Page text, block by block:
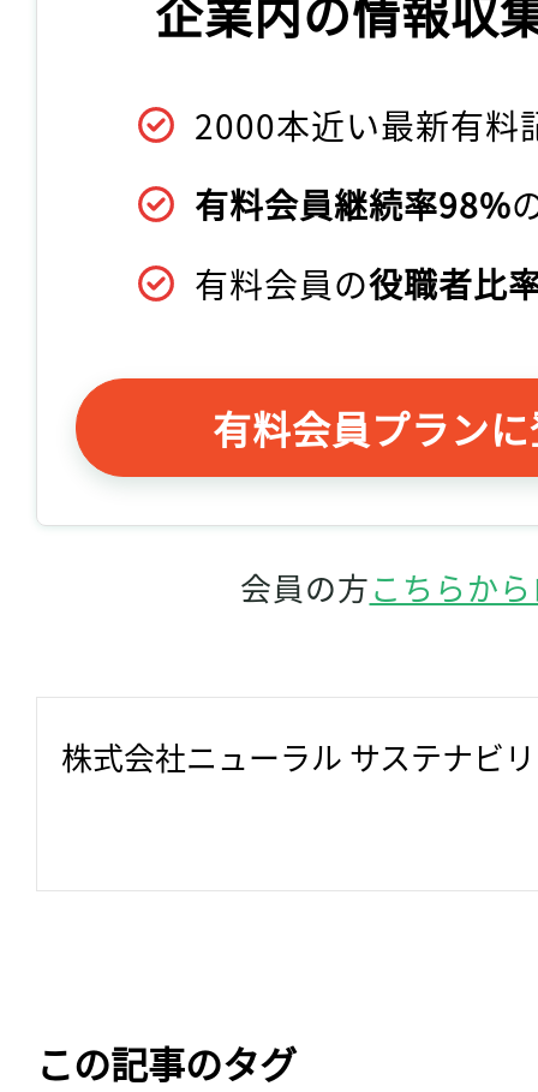
2000本近い最新有料
有料会員継続率98%
有料会員の役職者比
有料会員プラン
会員の方こちらか
株式会社ニューラル サステナビ
この記事のタグ